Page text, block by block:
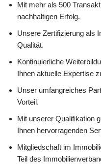
Mit mehr als 500
nachhaltigen Erfolg.
Unsere Zertifizierung als
Qualität.
Kontinuierliche
Ihnen aktuelle Expertise
Unser umfangreiches
Vorteil.
Mit unserer Qualifikation
Ihnen hervorragenden
Mitgliedschaft im
Teil des